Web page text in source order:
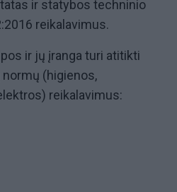
ir statybos techninio
reikalavimus.
ir jų įranga turi atitikti
(higienos,
reikalavimus: